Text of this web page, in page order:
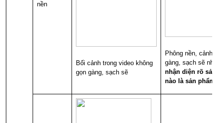
nền
Bối cảnh trong video không
gọn gàng, sạch sẽ
Phông nền, cảnh
gàng, sạch sẽ
nhận diện rõ sản
nào là sản phẩm